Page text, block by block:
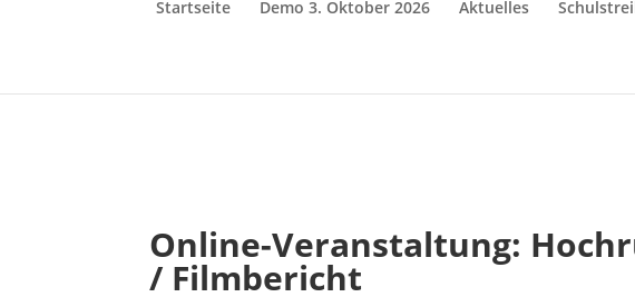
Startseite Demo 3. Oktober 2026 Aktuelles
Online-Veranstaltung:
/ Filmbericht